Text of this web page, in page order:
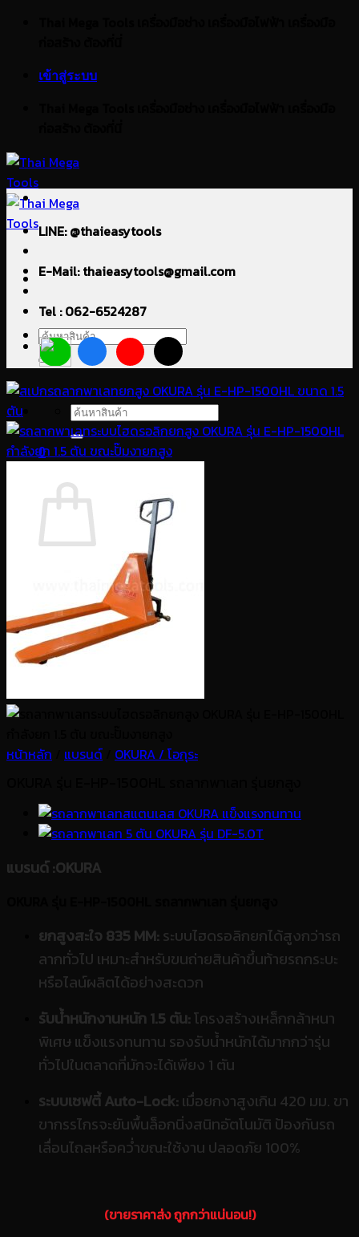
เข้าสู่ระบบ
ค้นหา:
ค้นหา:
0
ไม่มีสินค้าในตะกร้า
กลับสู่หน้าร้านค้า
LINE: @thaieasytools
E-Mail: thaieasytools@gmail.com
Tel : 062-6524287
หน้าหลัก แบรนด์ OKURA / โอกุระ
แบรนด์:OKURA
ยกสูงสะใจ 835 MM: ระบบไฮดรอลิกยกได้สูงกว่ารถ
ลากทั่วไป เหมาะสำหรับขนถ่ายสินค้าขึ้นท้ายรถกระบะ
หรือไลน์ผลิตได้อย่างสะดวก
รับน้ำหนักงานหนัก 1.5 ตัน:โครงสร้างเหล็กกล้าหนา
พิเศษ แข็งแรงทนทาน รองรับน้ำหนักได้มากกว่ารุ่น
ทั่วไปในตลาดที่มักจะได้เพียง 1 ตัน
ระบบเซฟตี้ Auto-Lock: เมื่อยกงาสูงเกิน 420 มม. ขา
ขากรรไกรจะยันพื้นล็อกนิ่งสนิทอัตโนมัติ ป้องกันรถ
เลื่อนไถลหรือคว่ำขณะใช้งาน ปลอดภัย 100%
(ขายราคาส่ง ถูกกว่าแน่นอน!)